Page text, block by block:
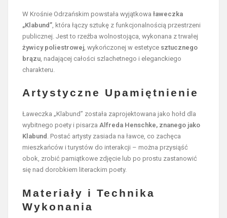
W Krośnie Odrzańskim powstała wyjątkowa ławeczka
„Klabund”, która łączy sztukę z funkcjonalnością przestrzeni
publicznej. Jest to rzeźba wolnostojąca, wykonana z trwałej
żywicy poliestrowej, wykończonej w estetyce sztucznego
brązu, nadającej całości szlachetnego i eleganckiego
charakteru.
Artystyczne Upamiętnienie
Ławeczka „Klabund” została zaprojektowana jako hołd dla
wybitnego poety i pisarza Alfreda Henschke, znanego jako
Klabund . Postać artysty zasiada na ławce, co zachęca
mieszkańców i turystów do interakcji – można przysiąść
obok, zrobić pamiątkowe zdjęcie lub po prostu zastanowić
się nad dorobkiem literackim poety.
Materiały i Technika
Wykonania